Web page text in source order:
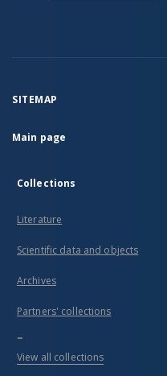
SITEMAP
Main page
Collections
Literature
Scientific data and objects
Archives
Partners' collections
...
View all collections